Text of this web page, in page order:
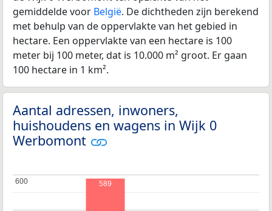
gemiddelde voor België. De dichtheden zijn berekend
met behulp van de oppervlakte van het gebied in
hectare. Een oppervlakte van een hectare is 100
meter bij 100 meter, dat is 10.000 m² groot. Er gaan
100 hectare in 1 km².
Aantal adressen, inwoners,
huishoudens en wagens in Wijk 0
Werbomont
600
600 589